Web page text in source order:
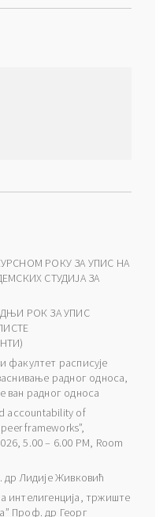
РОКУ ЗА УПИС НА
СТУДИЈА ЗА
РОК ЗА УПИС
факултет расписује
радног односа,
ван радног односа
accountability of
frameworks”,
5.00 – 6.00 PM, Room
др Лидије Живковић
интелигенција, тржиште
Проф. др Георг